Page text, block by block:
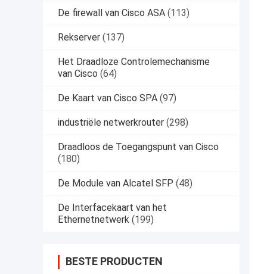
De firewall van Cisco ASA (113)
Rekserver (137)
Het Draadloze Controlemechanisme
van Cisco (64)
De Kaart van Cisco SPA (97)
industriële netwerkrouter (298)
Draadloos de Toegangspunt van Cisco
(180)
De Module van Alcatel SFP (48)
De Interfacekaart van het
Ethernetnetwerk (199)
BESTE PRODUCTEN